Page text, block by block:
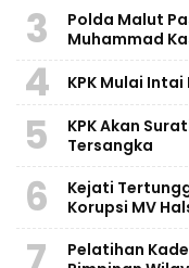
3
Polda Malut
Muhammad
4 KPK Mulai
5
KPK Akan
Tersangka
6
Kejati
Korupsi MV
Pelatihan